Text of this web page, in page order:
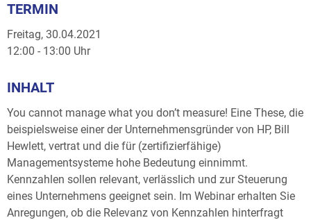
TERMIN
Freitag, 30.04.2021
12:00 - 13:00 Uhr
INHALT
You cannot manage what you don’t measure! Eine These, die
beispielsweise einer der Unternehmensgründer von HP, Bill
Hewlett, vertrat und die für (zertifizierfähige)
Managementsysteme hohe Bedeutung einnimmt.
Kennzahlen sollen relevant, verlässlich und zur Steuerung
eines Unternehmens geeignet sein. Im Webinar erhalten Sie
Anregungen, ob die Relevanz von Kennzahlen hinterfragt